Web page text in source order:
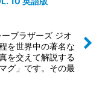
ブラザーズ ジオ
を世界中の著名な
を交えて解説する
グ」です。その最